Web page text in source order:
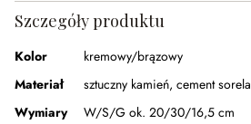
Szczegóły produktu
Kolor
kremowy/brązowy
Materiał
sztuczny kamień, cement sorela
Wymiary
W/S/G ok. 20/30/16,5 cm